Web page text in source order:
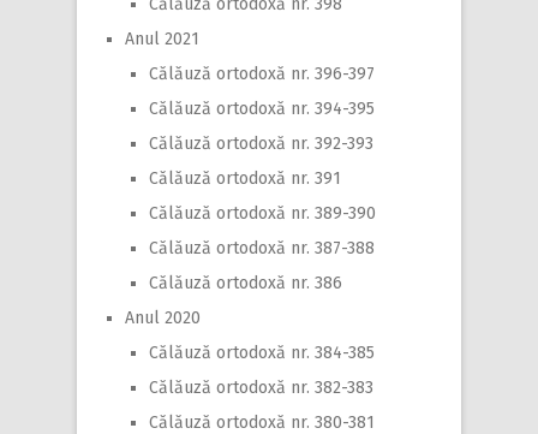
Călăuză ortodoxă nr. 398
Anul 2021
Călăuză ortodoxă nr. 396-397
Călăuză ortodoxă nr. 394-395
Călăuză ortodoxă nr. 392-393
Călăuză ortodoxă nr. 391
Călăuză ortodoxă nr. 389-390
Călăuză ortodoxă nr. 387-388
Călăuză ortodoxă nr. 386
Anul 2020
Călăuză ortodoxă nr. 384-385
Călăuză ortodoxă nr. 382-383
Călăuză ortodoxă nr. 380-381